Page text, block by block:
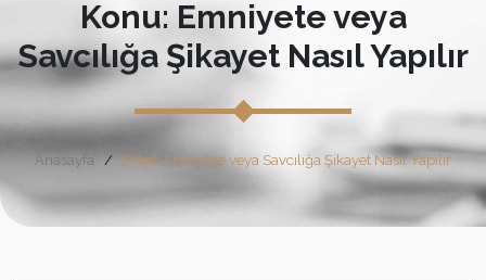
Konu: Emniyete veya
Savcılığa Şikayet Nasıl Yapılır
Anasayfa Etiket: Emniyete veya Savcılığa Şikayet Nasıl Yapılır